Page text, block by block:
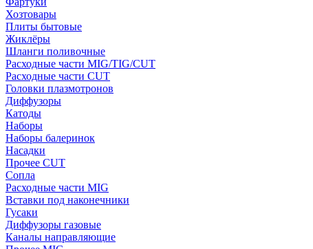
Хозтовары
Плиты бытовые
Жиклёры
Шланги поливочные
Расходные части MIG/TIG/CUT
Расходные части CUT
Головки плазмотронов
Диффузоры
Катоды
Наборы
Наборы балеринок
Насадки
Прочее CUT
Сопла
Расходные части MIG
Вставки под наконечники
Гусаки
Диффузоры газовые
Каналы направляющие